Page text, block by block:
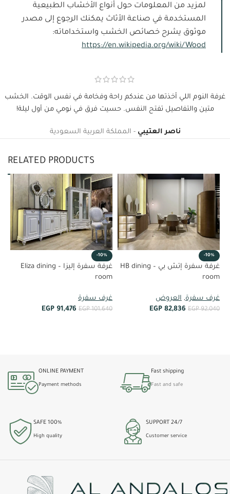
لمزيد من المعلومات حول أنواع الأخشاب الطبيعية
المستخدمة في صناعة الأثاث يمكنك الرجوع إلى مصدر
موثوق يشرح خصائص الخشب واستخداماته:
https://en.wikipedia.org/wiki/Wood
غرفة النوم اللي أخذتها من عندكم راحة وفخامة في نفس الوقت. الخشب
متين والتفاصيل تفتح النفس. حسيت فرق في نومي من أول ليلة!
ناصر العتيبي المملكة العربية السعودية
RELATED PRODUCTS
-10%
غرفة سفرة إتش بي – HB dining
room
غرف سفرة, العروض
EGP92,040
EGP 82,836
-10%
غرفة سفرة إليزا – Eliza dining
room
غرف سفرة
EGP101,640
EGP 91,476
Fast shipping
Fast and safe
ONLINE PAYMENT
Payment methods
24/7 SUPPORT
Customer service
100% SAFE
High quality